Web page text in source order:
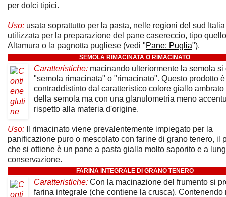
per dolci tipici.
Uso: usata soprattutto per la pasta, nelle regioni del sud
utilizzata per la preparazione del pane casereccio, tipo
Altamura o la pagnotta pugliese (vedi "Pane: Puglia").
SEMOLA RIMACINATA O RIMACINATO
Caratteristiche: macinando ulteriormente la semola si
"semola rimacinata" o "rimacinato". Questo prodotto è
contraddistinto dal caratteristico colore giallo ambrato
della semola ma con una glanulometria meno
rispetto alla materia d'origine.
Uso: Il rimacinato viene prevalentemente impiegato per la
panificazione puro o mescolato con farine di grano tenero, il
che si ottiene è un pane a pasta gialla molto saporito e a
conservazione.
FARINA INTEGRALE DI GRANO TENERO
Caratteristiche: Con la macinazione del frumento si
farina integrale (che contiene la crusca). Contenendo